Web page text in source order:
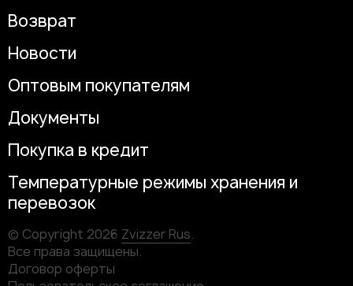
Возврат
Новости
Оптовым покупателям
Документы
Покупка в кредит
Температурные режимы хранения и
перевозок
© Copyright 2026 Zvizzer Rus.
Все права защищены.
Договор оферты